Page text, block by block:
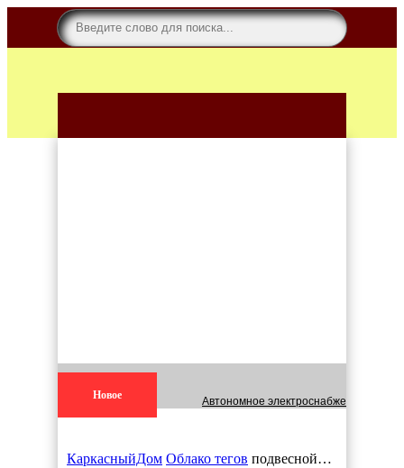
Новое
Автономное электроснабжение для
КаркасныйДом Облако тегов подвесной потолок